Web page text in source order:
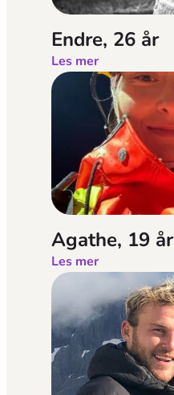
Endre, 26 år
Les mer
Agathe, 19 år
Les mer